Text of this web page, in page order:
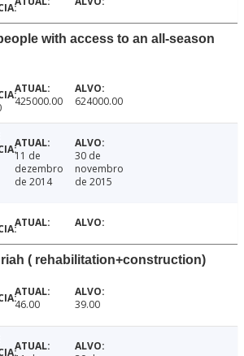
with access to an all-season
425000.00 624000.00
11 de
dezembro
de 2014
30 de
novembro
de 2015
( rehabilitation+construction)
46.00 39.00